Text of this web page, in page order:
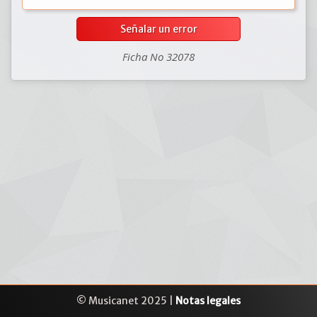
Señalar un error
Ficha No 32078
© Musicanet 2025 | Notas legales